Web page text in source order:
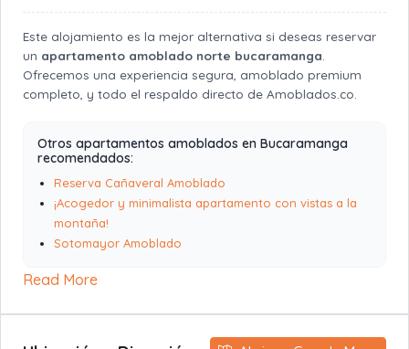
Este alojamiento es la mejor alternativa si deseas reservar
un apartamento amoblado norte bucaramanga
Ofrecemos una experiencia segura, amoblado premium
completo, y todo el respaldo directo de Amoblados.co.
Otros apartamentos amoblados en Bucaramanga
recomendados:
Reserva Cañaveral Amoblado
¡Acogedor y minimalista apartamento con vistas a la
montaña!
Sotomayor Amoblado
Read More